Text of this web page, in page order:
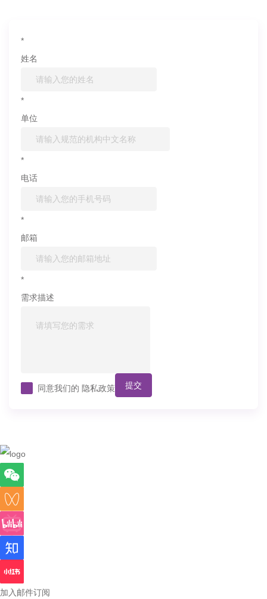
*
姓名
*
单位
*
电话
*
邮箱
*
需求描述
同意我们的 隐私政策 提交
加入邮件订阅